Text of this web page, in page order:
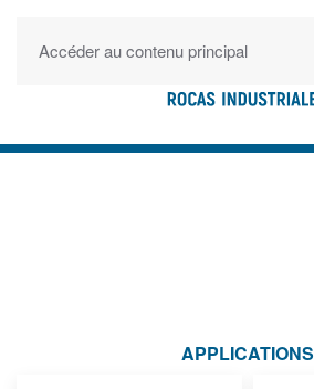
Accéder au contenu principal
APPLICATIONS